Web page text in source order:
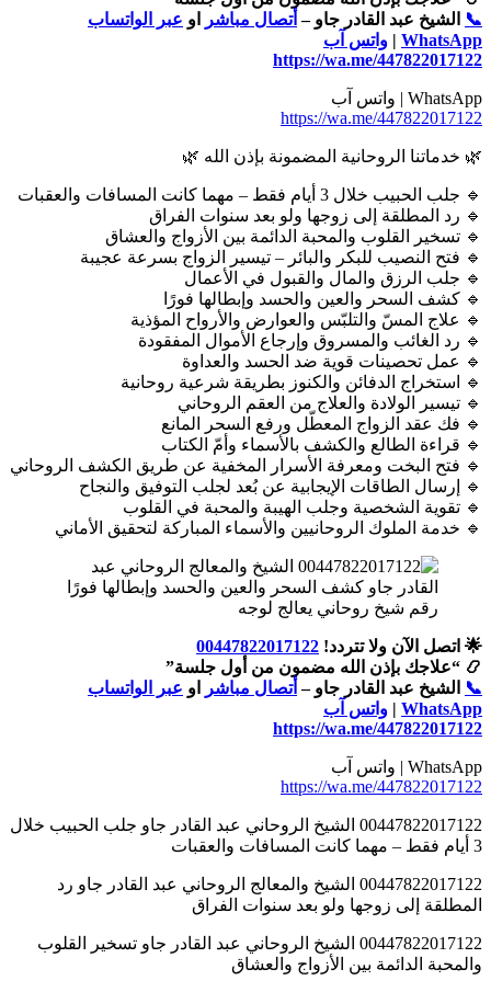
📞
الشيخ عبد القادر جاو – أتصال مباشر او عبر الواتساب
WhatsApp
| واتس آب
https://wa.me/447822017122
WhatsApp | واتس آب
https://wa.me/447822017122
🌿 خدماتنا الروحانية المضمونة بإذن الله 🌿
🔹 جلب الحبيب خلال 3 أيام فقط – مهما كانت المسافات والعقبات
🔹 رد المطلقة إلى زوجها ولو بعد سنوات الفراق
🔹 تسخير القلوب والمحبة الدائمة بين الأزواج والعشاق
🔹 فتح النصيب للبكر والبائر – تيسير الزواج بسرعة عجيبة
🔹 جلب الرزق والمال والقبول في الأعمال
🔹 كشف السحر والعين والحسد وإبطالها فورًا
🔹 علاج المسّ والتلبّس والعوارض والأرواح المؤذية
🔹 رد الغائب والمسروق وإرجاع الأموال المفقودة
🔹 عمل تحصينات قوية ضد الحسد والعداوة
🔹 استخراج الدفائن والكنوز بطريقة شرعية روحانية
🔹 تيسير الولادة والعلاج من العقم الروحاني
🔹 فك عقد الزواج المعطّل ورفع السحر المانع
🔹 قراءة الطالع والكشف بالأسماء وأمّ الكتاب
🔹 فتح البخت ومعرفة الأسرار المخفية عن طريق الكشف الروحاني
🔹 إرسال الطاقات الإيجابية عن بُعد لجلب التوفيق والنجاح
🔹 تقوية الشخصية وجلب الهيبة والمحبة في القلوب
🔹 خدمة الملوك الروحانيين والأسماء المباركة لتحقيق الأماني
رقم شيخ روحاني يعالج لوجه
🌟 اتصل الآن ولا تتردد! 00447822017122
📿 “علاجك بإذن الله مضمون من أول جلسة”
📞
الشيخ عبد القادر جاو – أتصال مباشر او عبر الواتساب
WhatsApp
| واتس آب
https://wa.me/447822017122
WhatsApp | واتس آب
https://wa.me/447822017122
00447822017122 الشيخ الروحاني عبد القادر جاو جلب الحبيب خلال
3 أيام فقط – مهما كانت المسافات والعقبات
00447822017122 الشيخ والمعالج الروحاني عبد القادر جاو رد
المطلقة إلى زوجها ولو بعد سنوات الفراق
00447822017122 الشيخ الروحاني عبد القادر جاو تسخير القلوب
والمحبة الدائمة بين الأزواج والعشاق